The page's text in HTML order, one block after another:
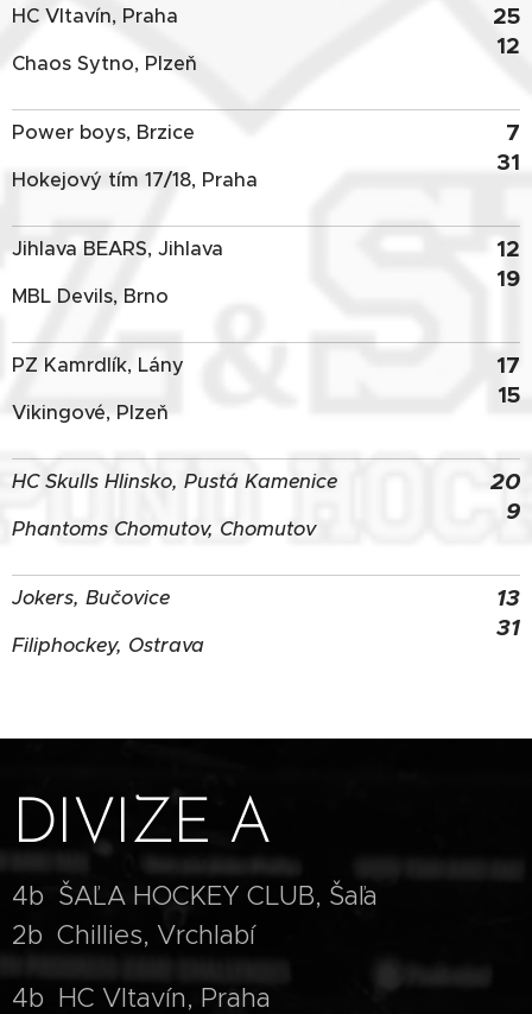
HC Vltavín, Praha
Chaos Sytno, Plzeň
25
12
Power boys, Brzice
Hokejový tím 17/18, Praha
7
31
Jihlava BEARS, Jihlava
MBL Devils, Brno
12
19
PZ Kamrdlík, Lány
Vikingové, Plzeň
17
15
HC Skulls Hlinsko, Pustá Kamenice
Phantoms Chomutov, Chomutov
20
9
Jokers, Bučovice
Filiphockey, Ostrava
13
31
DIVIZE A
4b ŠAĽA HOCKEY CLUB, Šaľa
2b Chillies, Vrchlabí
4b HC Vltavín, Praha